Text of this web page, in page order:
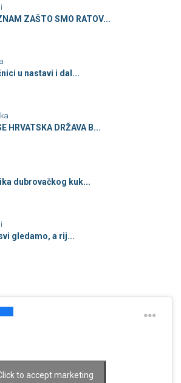
ZAŠTO SMO RATOV...
u nastavi i dal...
HRVATSKA DRŽAVA B...
dubrovačkog kuk...
gledamo, a rij...
to accept marketing